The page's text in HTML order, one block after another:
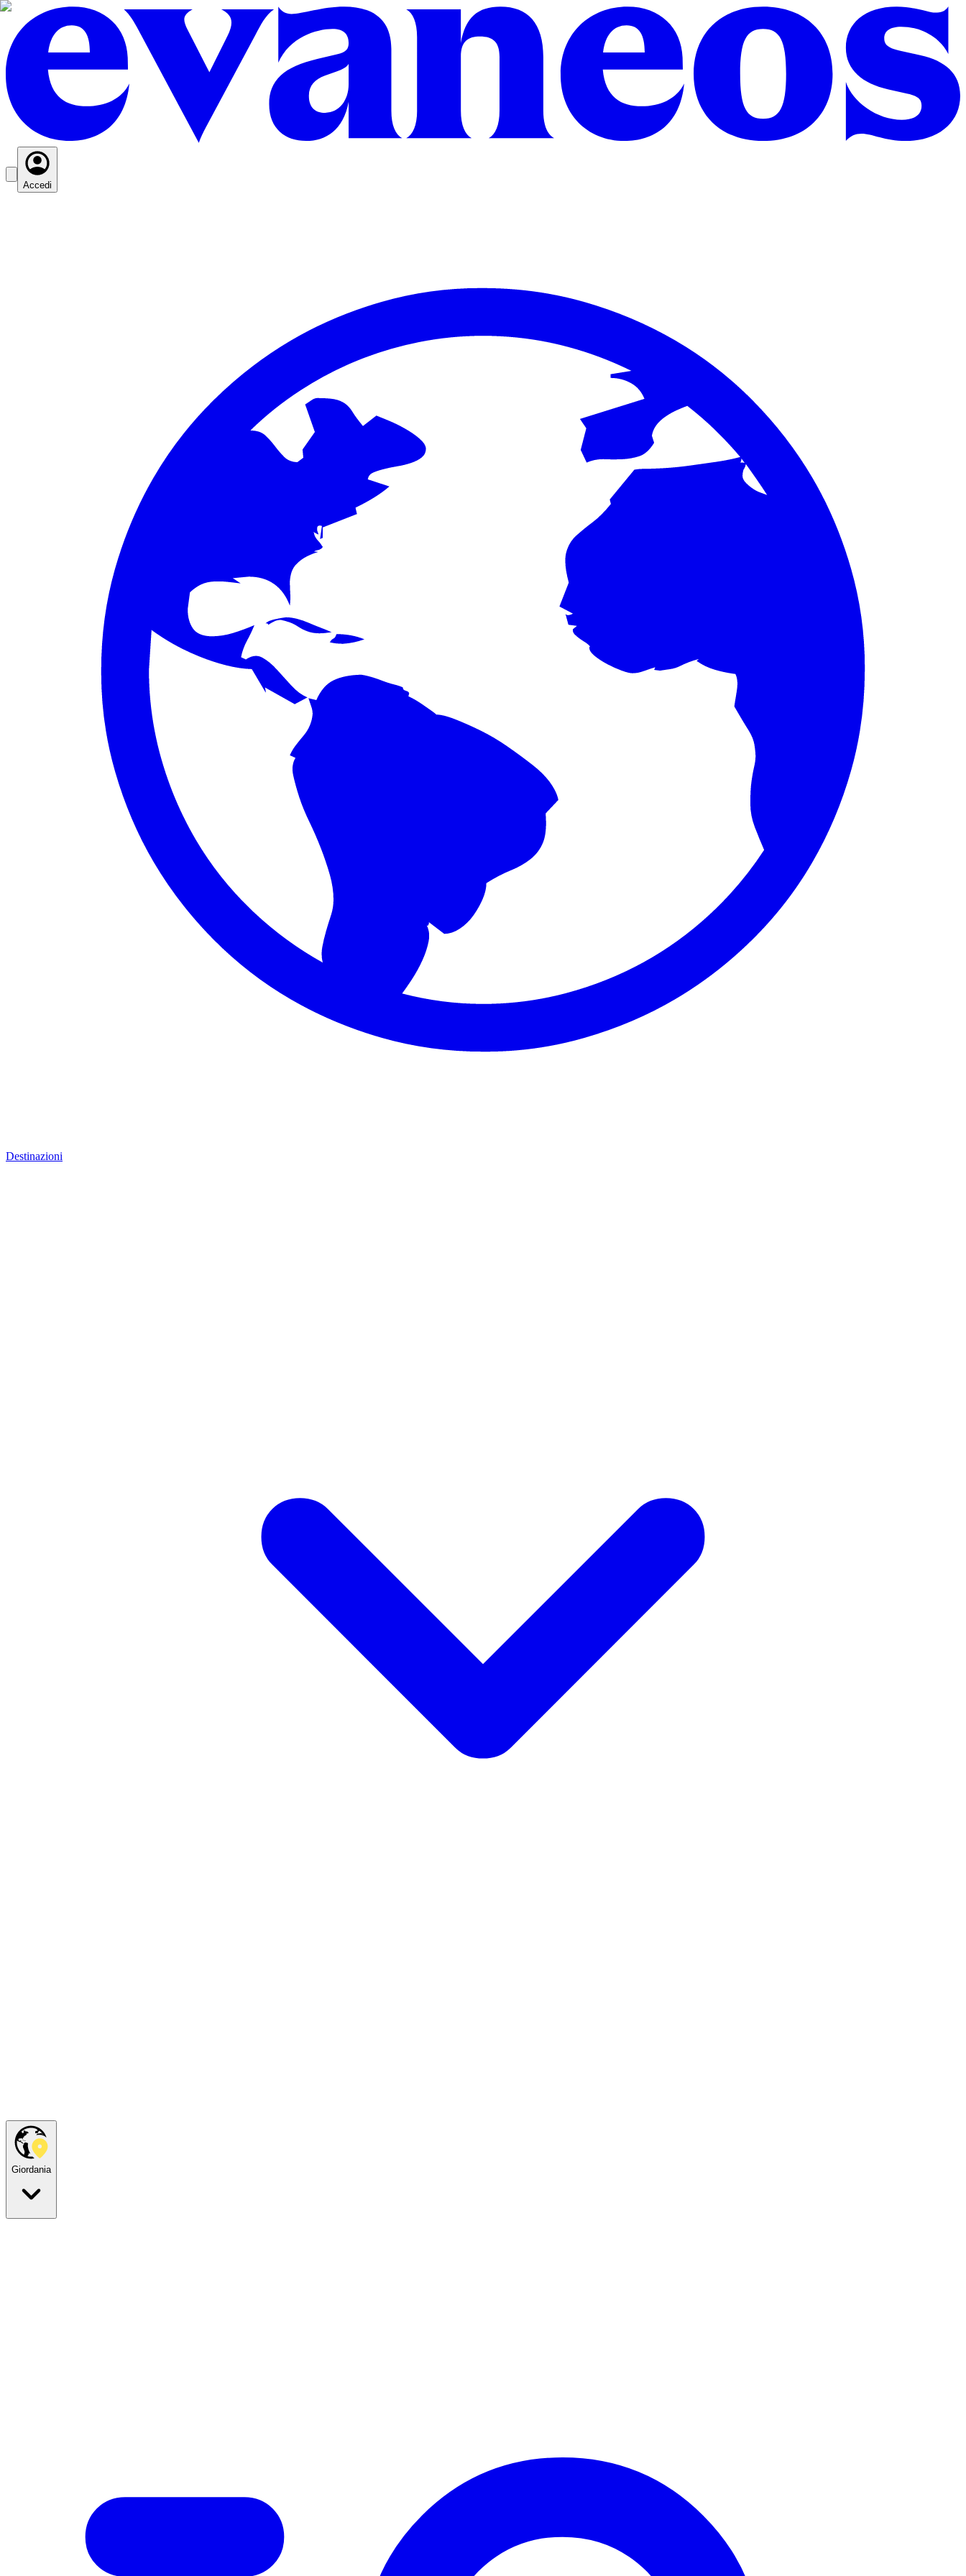
Accedi
Destinazioni
Giordania